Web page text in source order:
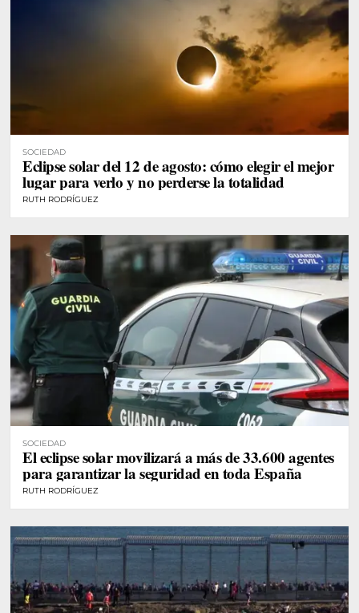
SOCIEDAD
Eclipse solar del 12 de agosto: cómo elegir el mejor
lugar para verlo y no perderse la totalidad
RUTH RODRÍGUEZ
SOCIEDAD
El eclipse solar movilizará a más de 33.600 agentes
para garantizar la seguridad en toda España
RUTH RODRÍGUEZ